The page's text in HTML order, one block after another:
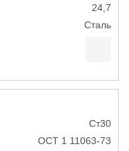
24,7
Сталь
Ст30
ОСТ 1 11063-73